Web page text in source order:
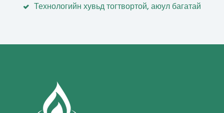
Технологийн хувьд тогтвортой, аюул багатай